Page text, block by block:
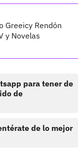
Greeicy Rendón
y Novelas
para tener de
de
de lo mejor